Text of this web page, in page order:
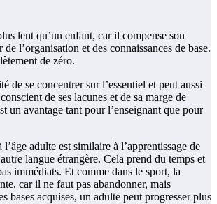
lent qu’un enfant, car il compense son
de l’organisation et des connaissances de base.
de zéro.
de se concentrer sur l’essentiel et peut aussi
de ses lacunes et de sa marge de
un avantage tant pour l’enseignant que pour
adulte est similaire à l’apprentissage de
langue étrangère. Cela prend du temps et
immédiats. Et comme dans le sport, la
car il ne faut pas abandonner, mais
bases acquises, un adulte peut progresser plus